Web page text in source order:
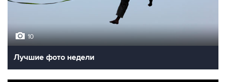
10
Лучшие фото недели